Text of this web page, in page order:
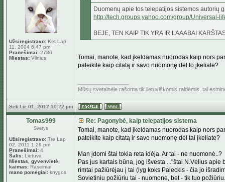
Užsiregistravo: Ket Lap
11, 2004 6:47 pm
Pranešimai: 2786
Miestas: Vilnius
Duomenų apie tos telepatijos sistemos autorių
http://tech.groups.yahoo.com/group/Universal-
BEJE, TEN KAIP TIK YRA IR LAAABAI
Tomai, manote, kad įkeldamas nuorodas kaip nors
pateikite kaip citatą ir savo nuomonę dėl to įkeliate?
Mūsų svetainėje rašoma tik lietuviškomis raidėmis, tai
Sek Lie 01, 2012 10:22 pm
Tomas999
Svetys
Užsiregistravo: Tre Lap
02, 2011 1:29 pm
Pranešimai: 4
Šalis: Lietuva
Miestas, gyvenvietė,
kaimas: Raseiniai
mano pomėgiai: knygos
Re: Pagonybė, kaip telepatijos sistema
Tomai, manote, kad įkeldamas nuorodas kaip nors
pateikite kaip citatą ir savo nuomonę dėl tai įkeliate?
Man įdomi štai tokia reta idėja. Ar tai - ne nuomonė..?
Pas jus kartais būna, jog išvesta ..."štai N.Vėlius
rimtai pažiūrėjau į tai (lyg koks Paleckis - čia jo
Sovietiniu požiūriu tai - nuomonė, bet - tik tuo požiūriu.